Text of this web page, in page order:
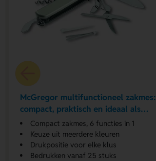
McGregor multifunctioneel zakmes:
compact, praktisch en ideaal als
relatiegeschenk
Compact zakmes, 6 functies in 1
Keuze uit meerdere kleuren
Drukpositie voor elke klus
Bedrukken vanaf 25 stuks